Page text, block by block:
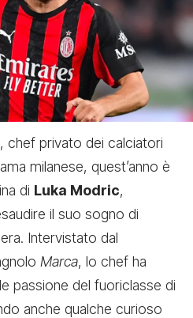
, chef privato dei calciatori
milanese, quest’anno è
di Luka Modric,
il suo sogno di
Intervistato dal
Marca, lo chef ha
passione del fuoriclasse di
anche qualche curioso